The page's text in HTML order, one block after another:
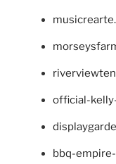
official-
bbq-